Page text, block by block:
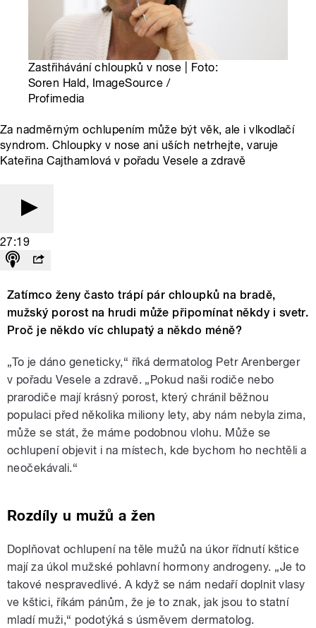
Zastřihávání chloupků v nose | Foto:
Soren Hald, ImageSource /
Profimedia
Za nadměrným ochlupením může být věk, ale i vlkodlačí
syndrom. Chloupky v nose ani uších netrhejte, varuje
Kateřina Cajthamlová v pořadu Vesele a zdravě
27:19
Zatímco ženy často trápí pár chloupků na bradě,
mužský porost na hrudi může připomínat někdy i svetr.
Proč je někdo víc chlupatý a někdo méně?
„To je dáno geneticky,“ říká dermatolog Petr Arenberger
v pořadu Vesele a zdravě. „Pokud naši rodiče nebo
prarodiče mají krásný porost, který chránil běžnou
populaci před několika miliony lety, aby nám nebyla zima,
může se stát, že máme podobnou vlohu. Může se
ochlupení objevit i na místech, kde bychom ho nechtěli a
neočekávali.“
Rozdíly u mužů a žen
Doplňovat ochlupení na těle mužů na úkor řídnutí kštice
mají za úkol mužské pohlavní hormony androgeny. „Je to
takové nespravedlivé. A když se nám nedaří doplnit vlasy
ve kštici, říkám pánům, že je to znak, jak jsou to statní
mladí muži,“ podotýká s úsměvem dermatolog.